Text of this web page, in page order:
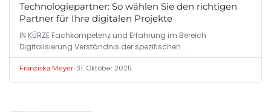
Technologiepartner: So wählen Sie den richtigen
Partner für Ihre digitalen Projekte
IN KÜRZE Fachkompetenz und Erfahrung im Bereich
Digitalisierung Verständnis der spezifischen…
Franziska Meyer•31. Oktober 2025